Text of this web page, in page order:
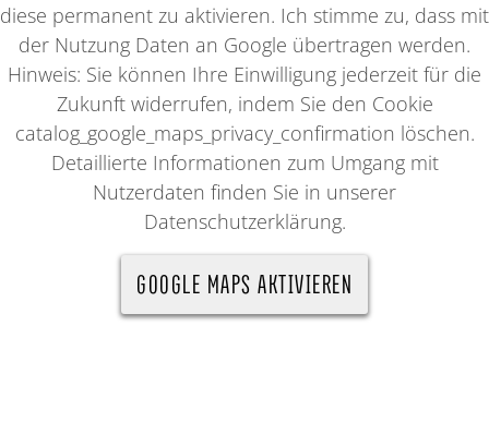
diese permanent zu aktivieren. Ich stimme zu, dass mit
der Nutzung Daten an Google übertragen werden.
Hinweis: Sie können Ihre Einwilligung jederzeit für die
Zukunft widerrufen, indem Sie den Cookie
catalog_google_maps_privacy_confirmation löschen.
Detaillierte Informationen zum Umgang mit
Nutzerdaten finden Sie in unserer
Datenschutzerklärung.
GOOGLE MAPS AKTIVIEREN